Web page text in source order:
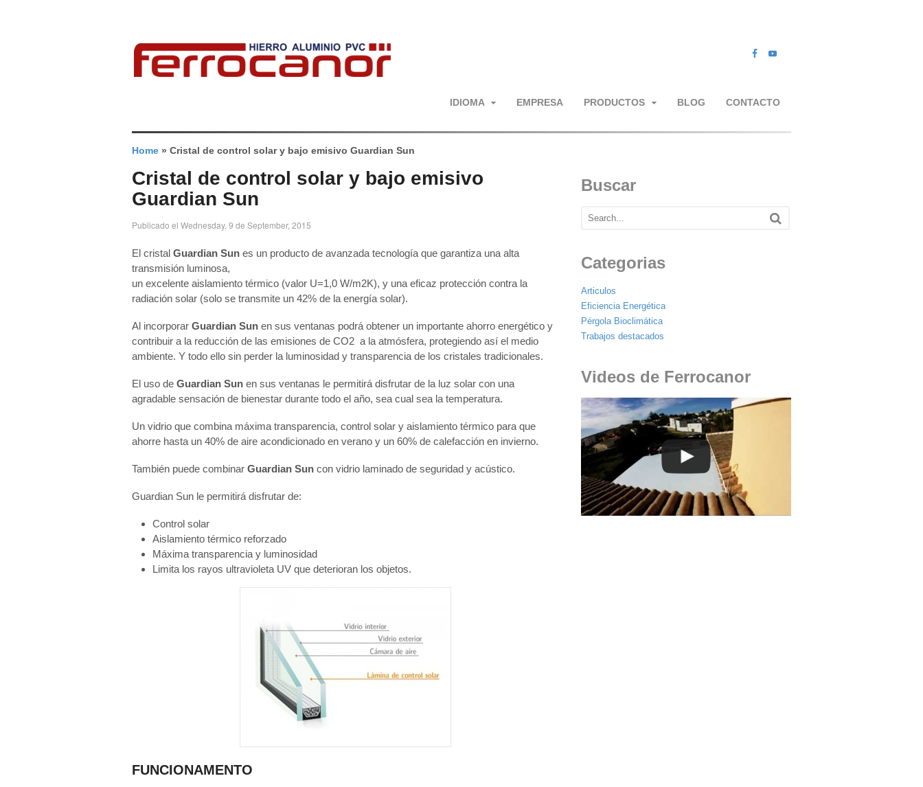
IDIOMA EMPRESA PRODUCTOS BLOG CONTACTO
Home » Cristal de control solar y bajo emisivo Guardian Sun
Cristal de control solar y bajo emisivo
Guardian Sun
Publicado el Wednesday, 9 de September, 2015
El cristal Guardian Sun es un producto de avanzada tecnología que garantiza una alta
transmisión luminosa,
un excelente aislamiento térmico (valor U=1,0 W/m2K), y una eficaz protección contra la
radiación solar (solo se transmite un 42% de la energía solar).
Al incorporar Guardian Sun en sus ventanas podrá obtener un importante ahorro energético y
contribuir a la reducción de las emisiones de CO2 a la atmósfera, protegiendo así el medio
ambiente. Y todo ello sin perder la luminosidad y transparencia de los cristales tradicionales.
El uso de Guardian Sun en sus ventanas le permitirá disfrutar de la luz solar con una
agradable sensación de bienestar durante todo el año, sea cual sea la temperatura.
Un vidrio que combina máxima transparencia, control solar y aislamiento térmico para que
ahorre hasta un 40% de aire acondicionado en verano y un 60% de calefacción en invierno.
También puede combinar Guardian Sun con vidrio laminado de seguridad y acústico.
Guardian Sun le permitirá disfrutar de:
Control solar
Aislamiento térmico reforzado
Máxima transparencia y luminosidad
Limita los rayos ultravioleta UV que deterioran los objetos.
FUNCIONAMENTO
Buscar
Categorias
Articulos
Eficiencia Energética
Pérgola Bioclimática
Trabajos destacados
Videos de Ferrocanor